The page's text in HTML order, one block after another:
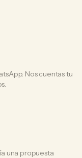
Nos cuentas tu
una propuesta